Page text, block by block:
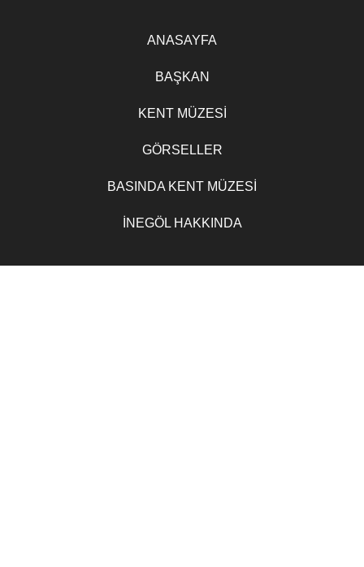
ANASAYFA
BAŞKAN
KENT MÜZESİ
GÖRSELLER
BASINDA KENT MÜZESİ
İNEGÖL HAKKINDA